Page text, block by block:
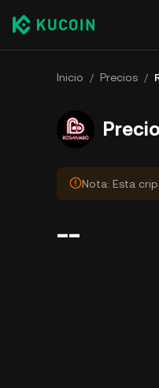
Inicio / Precios /
Nota: Esta
--